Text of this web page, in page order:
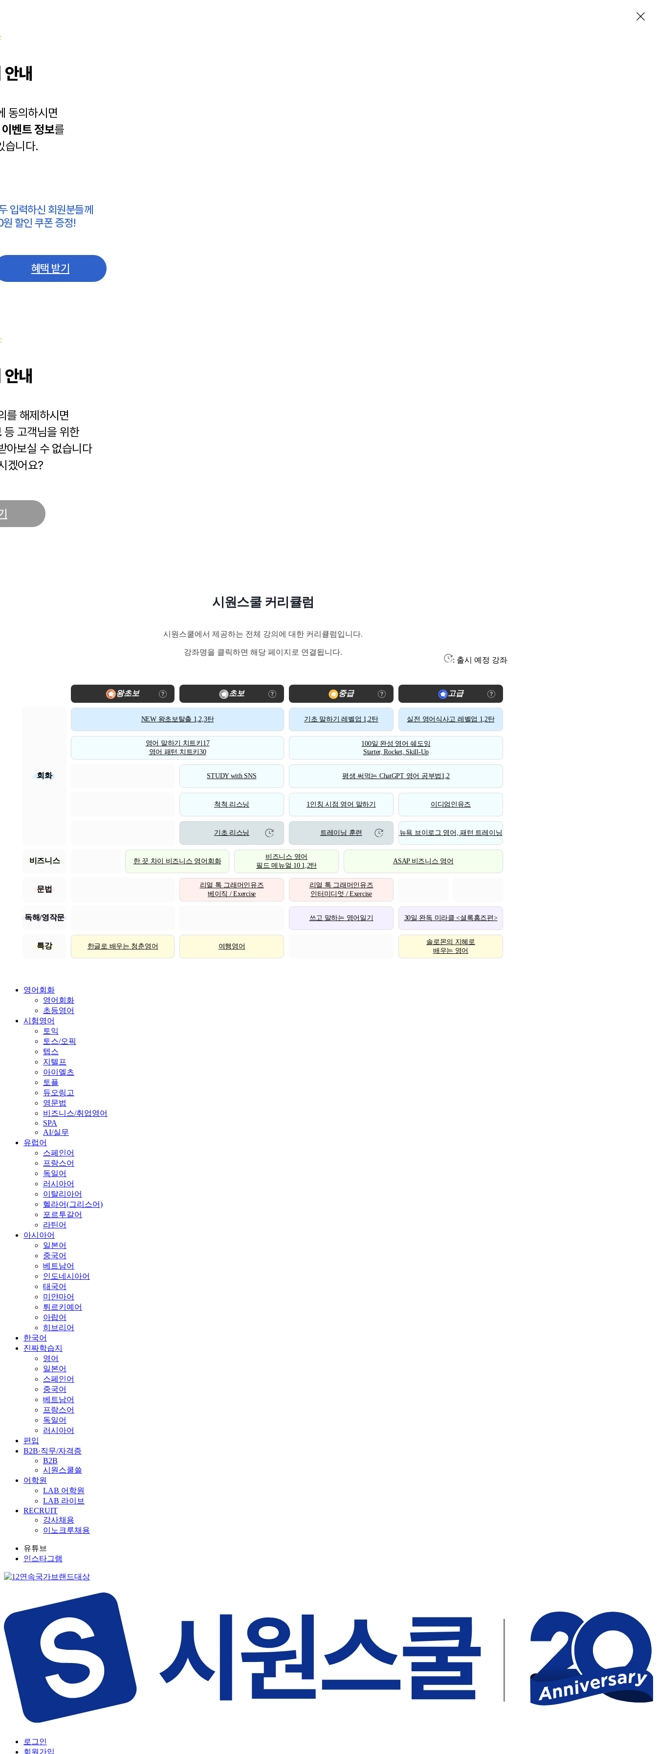
내
동의하시면
이벤트 정보를
습니다.
입력하신 회원분들께
할인 쿠폰 증정!
혜택 받기
내
를 해제하시면
등 고객님을 위한
아보실 수 없습니다
겠어요?
시원스쿨 커리큘럼
시원스쿨에서 제공하는 전체 강의에 대한 커리큘럼입니다.
강좌명을 클릭하면 해당 페이지로 연결됩니다.
: 출시 예정 강좌
왕초보 초보 중급 고급
회화
NEW 왕초보탈출 1,2,3탄 기초 말하기 레벨업 1,2탄 실전 영어식사고 레벨업 1,2탄
영어 말하기 치트키17
영어 패턴 치트키30
100일 완성 영어 쉐도잉
Starter, Rocket, Skill-Up
STUDY with SNS 평생 써먹는 ChatGPT 영어 공부법1,2
척척 리스닝 1인칭 시점 영어 말하기 이디엄인유즈
기초 리스닝 트레이닝 훈련 뉴욕 브이로그 영어, 패턴 트레이닝
비즈니스 한 끗 차이 비즈니스 영어회화
비즈니스 영어
필드 메뉴얼 10 1,2탄
ASAP 비즈니스 영어
문법
리얼 톡 그래머인유즈
베이직 / Exercise
리얼 톡 그래머인유즈
인터미디엇 / Exercise
독해/영작문 쓰고 말하는 영어일기 30일 완독 미라클 <셜록홈즈편>
특강 한글로 배우는 청춘영어 여행영어
솔로몬의 지혜로
배우는 영어
영어회화
영어회화
초등영어
시험영어
토익
토스/오픽
텝스
지텔프
아이엘츠
토플
듀오링고
영문법
비즈니스/취업영어
SPA
AI/실무
유럽어
스페인어
프랑스어
독일어
러시아어
이탈리아어
헬라어(그리스어)
포르투갈어
라틴어
아시아어
일본어
중국어
베트남어
인도네시아어
태국어
미얀마어
튀르키예어
아랍어
히브리어
한국어
진짜학습지
영어
일본어
스페인어
중국어
베트남어
프랑스어
독일어
러시아어
편입
B2B·직무/자격증
B2B
시원스쿨쓸
어학원
LAB 어학원
LAB 라이브
RECRUIT
강사채용
이노크루채용
유튜브
인스타그램
로그인
회원가입